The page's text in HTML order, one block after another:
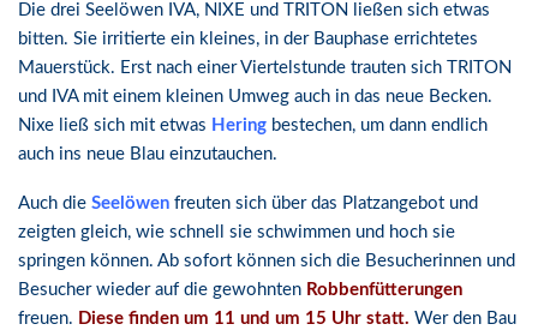
Die drei Seelöwen IVA, NIXE und TRITON ließen sich etwas
bitten. Sie irritierte ein kleines, in der Bauphase errichtetes
Mauerstück. Erst nach einer Viertelstunde trauten sich TRITON
und IVA mit einem kleinen Umweg auch in das neue Becken.
Nixe ließ sich mit etwas Hering bestechen, um dann endlich
auch ins neue Blau einzutauchen.
Auch die Seelöwen freuten sich über das Platzangebot und
zeigten gleich, wie schnell sie schwimmen und hoch sie
springen können. Ab sofort können sich die Besucherinnen und
Besucher wieder auf die gewohnten Robbenfütterungen
freuen. Diese finden um 11 und um 15 Uhr statt. Wer den Bau